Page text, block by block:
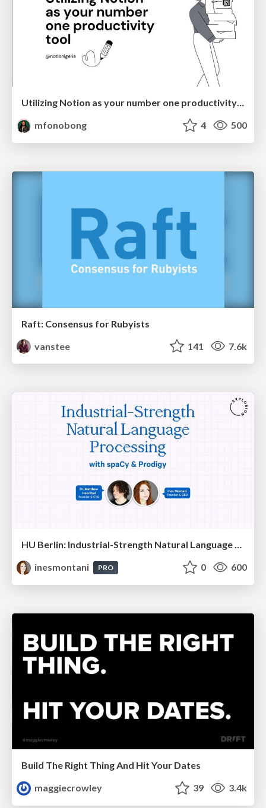
Utilizing Notion as your number one productivity tool
mfonobong
4 500
Raft: Consensus for Rubyists
vanstee
141 7.6k
HU Berlin: Industrial-Strength Natural Language Processing with spaCy and Prodigy
inesmontani
PRO 0 600
Build The Right Thing And Hit Your Dates
maggiecrowley
39 3.4k